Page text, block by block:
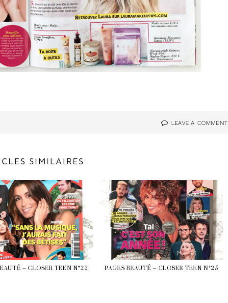
LEAVE A COMMENT
SIMILAIRES
– CLOSER TEEN N°22 PAGES BEAUTÉ – CLOSER TEEN N°25